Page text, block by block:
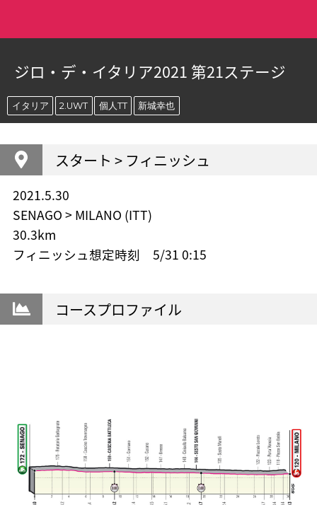
ジロ・デ・イタリア2021 第21ステージ
イタリア 2.UWT 個人TT 新城幸也
スタート > フィニッシュ
2021.5.30
SENAGO > MILANO (ITT)
30.3km
フィニッシュ想定時刻 5/31 0:15
コースプロファイル